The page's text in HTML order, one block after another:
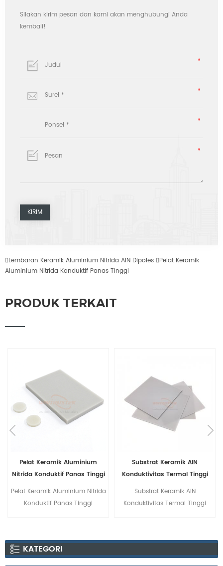
Silakan kirim pesan dan kami akan menghubungi Anda
kembali!
Lembaran Keramik Aluminium Nitrida AlN Dipoles Pelat Keramik
Aluminium Nitrida Konduktif Panas Tinggi
PRODUK TERKAIT
Aluminium
Panas Tinggi
Nitrida
Tinggi
Substrat Keramik AlN
Konduktivitas Termal Tinggi
Substrat Keramik AlN
Konduktivitas Termal Tinggi
Komponen
Aluminium
Komponen
Nitrida meliputi
KATEGORI